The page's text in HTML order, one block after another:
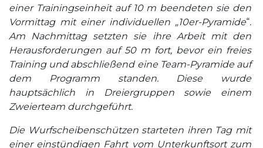
einer Trainingseinheit auf 10 m beendeten sie den
Vormittag mit einer individuellen „10er-Pyramide“.
Am Nachmittag setzten sie ihre Arbeit mit den
Herausforderungen auf 50 m fort, bevor ein freies
Training und abschließend eine Team-Pyramide auf
dem Programm standen. Diese wurde
hauptsächlich in Dreiergruppen sowie einem
Zweierteam durchgeführt.
Die Wurfscheibenschützen starteten ihren Tag mit
einer einstündigen Fahrt vom Unterkunftsort zum